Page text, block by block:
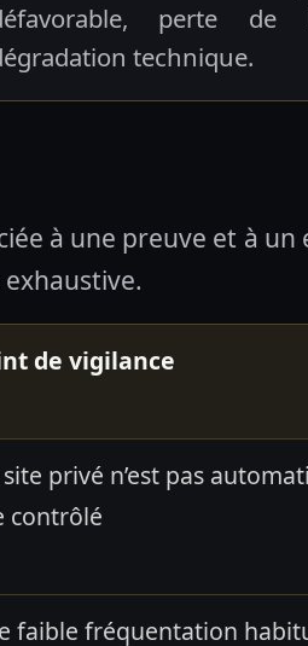
perte de
technique.
à une preuve et à
de vigilance
privé n’est pas
contrôlé
faible fréquentation